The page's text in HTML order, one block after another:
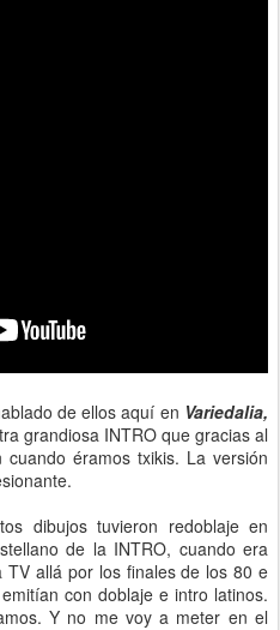
de ellos aquí en Variedalia,
grandiosa INTRO que gracias al
éramos txikis. La versión
dibujos tuvieron redoblaje en
de la INTRO, cuando era
allá por los finales de los 80 e
con doblaje e intro latinos.
Y no me voy a meter en el